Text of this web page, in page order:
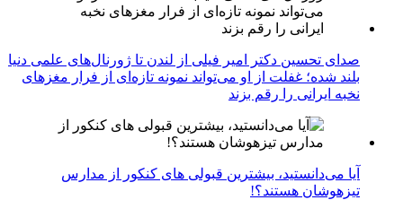
صدای تحسین دکتر امیر فیلی از لندن تا ژورنال‌های علمی دنیا
بلند شده؛ غفلت از او می‌تواند نمونه تازه‌ای از فرار مغزهای
نخبه ایرانی را رقم بزند
آیا می‌دانستید، بیشترین قبولی های کنکور از مدارس
تیزهوشان هستند؟!